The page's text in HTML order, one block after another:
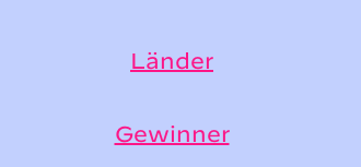
Länder
Gewinner